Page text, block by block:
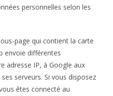
personnelles selon les
page qui contient la carte
envoie différentes
adresse IP, à Google aux
serveurs. Si vous disposez
êtes connecté au